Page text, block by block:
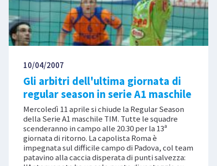
10/04/2007
Gli arbitri dell'ultima giornata di
regular season in serie A1 maschile
Mercoledì 11 aprile si chiude la Regular Season
della Serie A1 maschile TIM. Tutte le squadre
scenderanno in campo alle 20.30 per la 13ª
giornata di ritorno. La capolista Roma è
impegnata sul difficile campo di Padova, col team
patavino alla caccia disperata di punti salvezza: